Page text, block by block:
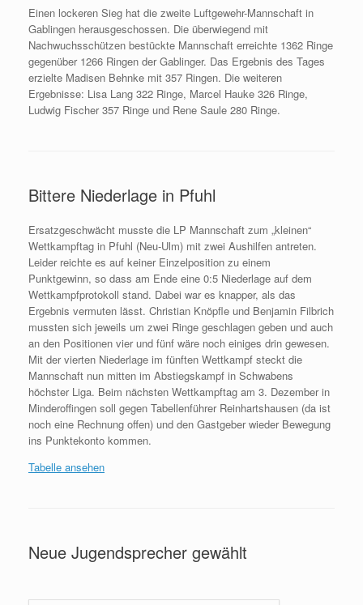
Einen lockeren Sieg hat die zweite Luftgewehr-Mannschaft in
Gablingen herausgeschossen. Die überwiegend mit
Nachwuchsschützen bestückte Mannschaft erreichte 1362 Ringe
gegenüber 1266 Ringen der Gablinger. Das Ergebnis des Tages
erzielte Madisen Behnke mit 357 Ringen. Die weiteren
Ergebnisse: Lisa Lang 322 Ringe, Marcel Hauke 326 Ringe,
Ludwig Fischer 357 Ringe und Rene Saule 280 Ringe.
Bittere Niederlage in Pfuhl
Ersatzgeschwächt musste die LP Mannschaft zum „kleinen“
Wettkampftag in Pfuhl (Neu-Ulm) mit zwei Aushilfen antreten.
Leider reichte es auf keiner Einzelposition zu einem
Punktgewinn, so dass am Ende eine 0:5 Niederlage auf dem
Wettkampfprotokoll stand. Dabei war es knapper, als das
Ergebnis vermuten lässt. Christian Knöpfle und Benjamin Filbrich
mussten sich jeweils um zwei Ringe geschlagen geben und auch
an den Positionen vier und fünf wäre noch einiges drin gewesen.
Mit der vierten Niederlage im fünften Wettkampf steckt die
Mannschaft nun mitten im Abstiegskampf in Schwabens
höchster Liga. Beim nächsten Wettkampftag am 3. Dezember in
Minderoffingen soll gegen Tabellenführer Reinhartshausen (da ist
noch eine Rechnung offen) und den Gastgeber wieder Bewegung
ins Punktekonto kommen.
Tabelle ansehen
Neue Jugendsprecher gewählt